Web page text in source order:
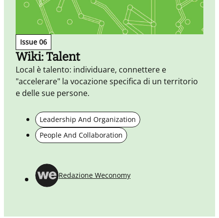
Issue 06
Wiki: Talent
Local è talento: individuare, connettere e
"accelerare" la vocazione specifica di un territorio
e delle sue persone.
Leadership And Organization
People And Collaboration
Redazione Weconomy